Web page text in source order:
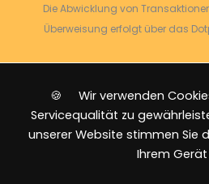
Die Abwicklung von
Überweisung erfolgt über das
2026 © Power Energy - Alle
Sitemap
🍪 Wir verwenden
Servicequalität zu
unserer Website stimmen Sie
Ihrem Gerät